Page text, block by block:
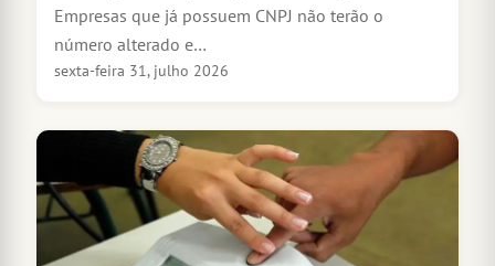
Empresas que já possuem CNPJ não terão o
número alterado e…
sexta-feira 31, julho 2026